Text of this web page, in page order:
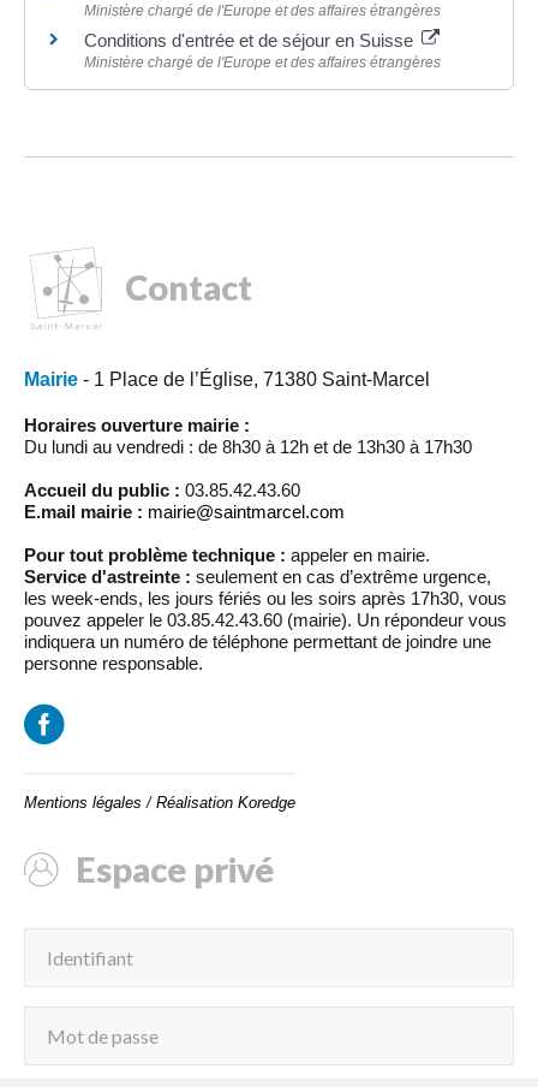
Ministère chargé de l'Europe et des affaires étrangères
Conditions d'entrée et de séjour en Suisse
Ministère chargé de l'Europe et des affaires étrangères
Contact
Mairie - 1 Place de l’Église, 71380 Saint-Marcel
Horaires ouverture mairie :
Du lundi au vendredi : de 8h30 à 12h et de 13h30 à 17h30
Accueil du public : 03.85.42.43.60
E.mail mairie : mairie@saintmarcel.com
Pour tout problème technique : appeler en mairie.
Service d'astreinte : seulement en cas d’extrême urgence,
les week-ends, les jours fériés ou les soirs après 17h30, vous
pouvez appeler le 03.85.42.43.60 (mairie). Un répondeur vous
indiquera un numéro de téléphone permettant de joindre une
personne responsable.
Mentions légales / Réalisation Koredge
Espace privé